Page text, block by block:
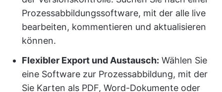
Prozessabbildungssoftware, mit der alle live
bearbeiten, kommentieren und aktualisieren
können.
Flexibler Export und Austausch: Wählen Sie
eine Software zur Prozessabbildung, mit der
Sie Karten als PDF, Word-Dokumente oder